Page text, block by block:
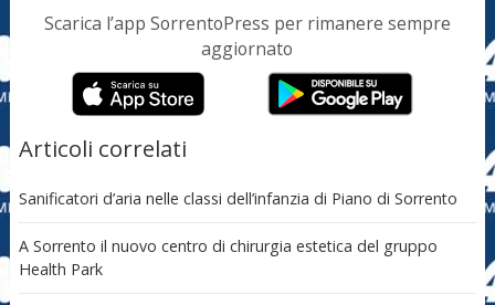
Scarica l’app SorrentoPress per rimanere sempre
aggiornato
Articoli correlati
Sanificatori d’aria nelle classi dell’infanzia di Piano di Sorrento
A Sorrento il nuovo centro di chirurgia estetica del gruppo
Health Park